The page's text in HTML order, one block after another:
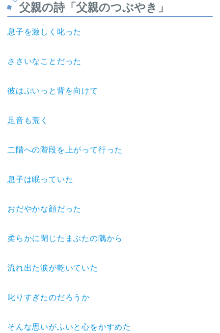
父親の詩「父親のつぶやき」
息子を激しく叱った
ささいなことだった
彼はぷいっと背を向けて
足音も荒く
二階への階段を上がって行った
息子は眠っていた
おだやかな顔だった
柔らかに閉じたまぶたの隅から
流れ出た涙が乾いていた
叱りすぎたのだろうか
そんな思いがふいと心をかすめた